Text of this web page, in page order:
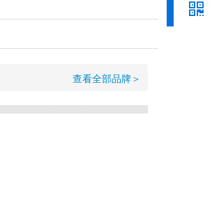
查看全部品牌＞